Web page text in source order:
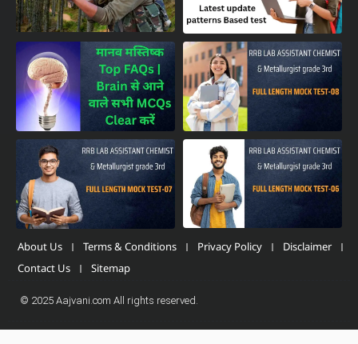
About Us Terms & Conditions Privacy Policy
Disclaimer
Contact Us
Sitemap
© 2025 Aajvani.com All rights reserved.